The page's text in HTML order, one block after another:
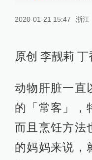
2020-01-21 15:47 浙江
原创 李靓莉 丁
动物肝脏一直
的「常客」，
而且烹饪方法
的妈妈来说，